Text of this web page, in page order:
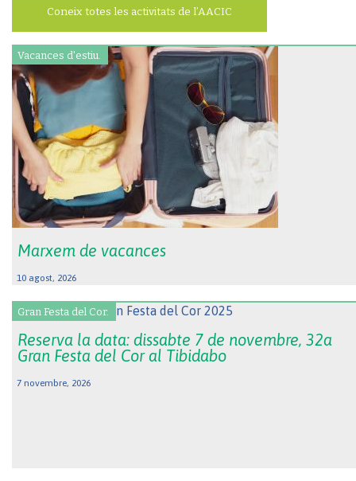
Coneix totes les activitats de l’AACIC
Vacances d'estiu.
Marxem de vacances
10 agost, 2026
Gran Festa del Cor.
Reserva la data: dissabte 7 de novembre, 32a
Gran Festa del Cor al Tibidabo
7 novembre, 2026